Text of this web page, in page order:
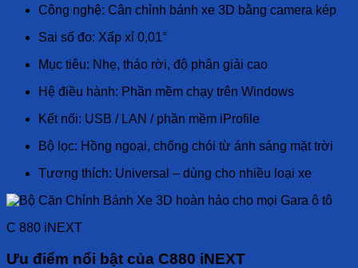
Công nghệ: Cân chỉnh bánh xe 3D bằng camera kép
Sai số đo: Xấp xỉ 0,01°
Mục tiêu: Nhẹ, tháo rời, độ phân giải cao
Hệ điều hành: Phần mềm chạy trên Windows
Kết nối: USB / LAN / phần mềm iProfile
Bộ lọc: Hồng ngoại, chống chói từ ánh sáng mặt trời
Tương thích: Universal – dùng cho nhiều loại xe
C 880 iNEXT
Ưu điểm nổi bật của C880 iNEXT